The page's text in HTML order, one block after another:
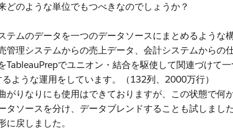
どのような単位でもつべきなのでしょうか？
テムのデータを一つのデータソースにまとめるような
管理システムからの売上データ、会計システムからの
TableauPrepでユニオン・結合を駆使して関連づけて
ような運用をしています。（132列、2000万行）
がりなりにも使用はできておりますが、この状態で何
タソースを分け、データブレンドすることも試しまし
に戻しました。